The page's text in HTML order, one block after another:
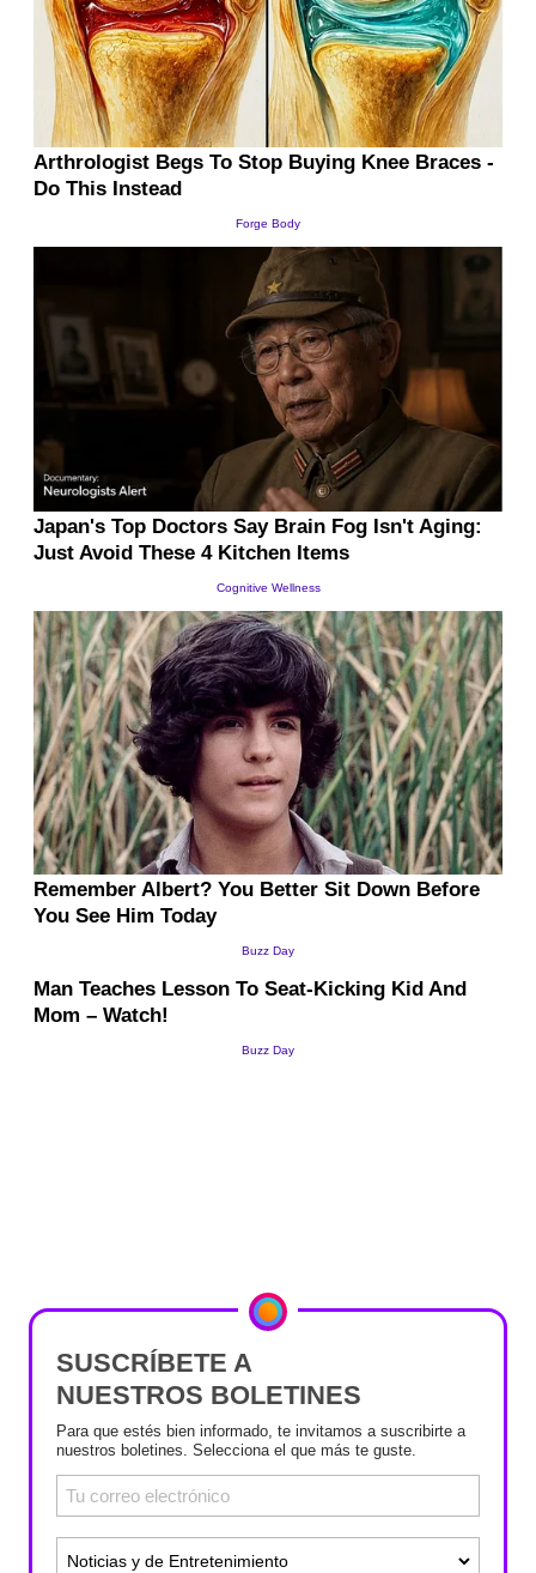
SUSCRÍBETE A
NUESTROS BOLETINES
Para que estés bien informado, te invitamos a suscribirte a
nuestros boletines. Selecciona el que más te guste.